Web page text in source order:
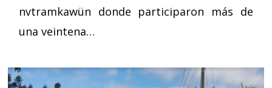
nvtramkawün donde participaron más de
una veintena…